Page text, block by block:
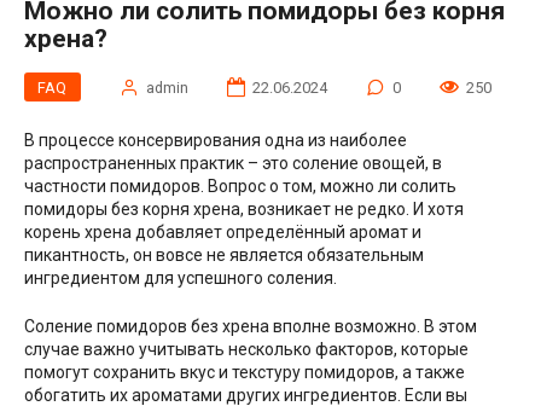
Можно ли солить помидоры без корня
хрена?
FAQ admin 22.06.2024 0 250
В процессе консервирования одна из наиболее
распространенных практик – это соление овощей, в
частности помидоров. Вопрос о том, можно ли солить
помидоры без корня хрена, возникает не редко. И хотя
корень хрена добавляет определённый аромат и
пикантность, он вовсе не является обязательным
ингредиентом для успешного соления.
Соление помидоров без хрена вполне возможно. В этом
случае важно учитывать несколько факторов, которые
помогут сохранить вкус и текстуру помидоров, а также
обогатить их ароматами других ингредиентов. Если вы